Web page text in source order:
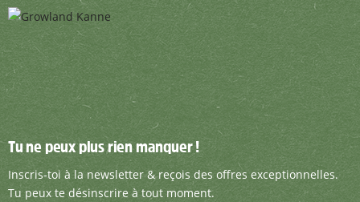
Tu ne peux plus rien manquer !
Inscris-toi à la newsletter & reçois des offres
Tu ne peux plus rien manquer !
Inscris-toi à la newsletter & reçois des offres exceptionnelles.
Tu peux te désinscrire à tout moment.